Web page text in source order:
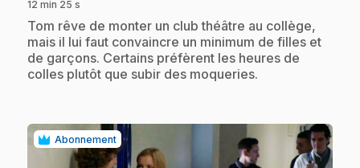
12 min 25 s
.Tom rêve de monter un club théâtre au collège,
mais il lui faut convaincre un minimum de filles et
de garçons. Certains préfèrent les heures de
colles plutôt que subir des moqueries.
Abonnement